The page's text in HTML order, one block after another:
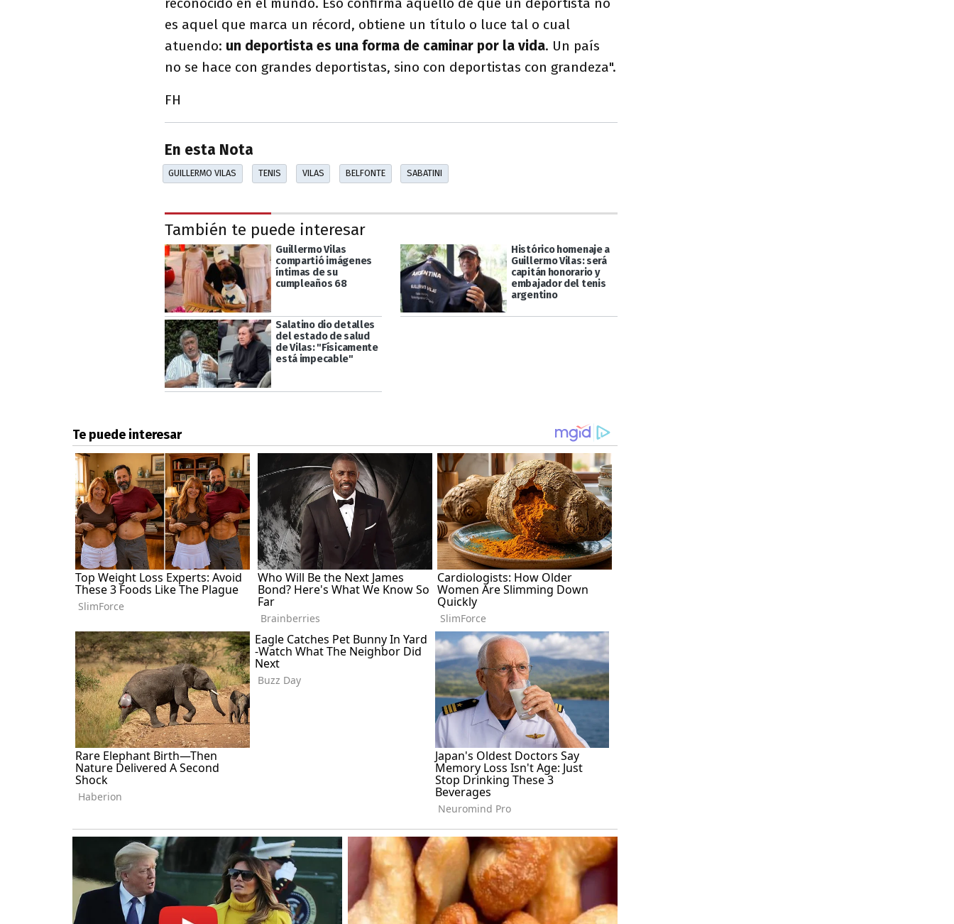
es aquel que marca un récord, obtiene un título o luce tal o cual
atuendo: un deportista es una forma de caminar por la vida. Un país
no se hace con grandes deportistas, sino con deportistas con grandeza".
FH
En esta Nota
GUILLERMO VILAS TENIS VILAS BELFONTE SABATINI
También te puede interesar
Guillermo Vilas
compartió imágenes
íntimas de su
cumpleaños 68
Histórico homenaje a
Guillermo Vilas: será
capitán honorario y
embajador del tenis
argentino
Salatino dio detalles
del estado de salud
de Vilas: "Físicamente
está impecable"